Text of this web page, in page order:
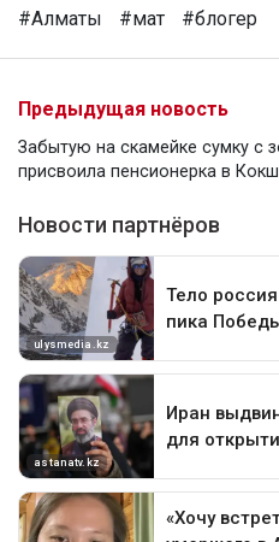
#Алматы #мат #блогер
Предыдущая новость
Забытую на скамейке сумку с
присвоила пенсионерка в